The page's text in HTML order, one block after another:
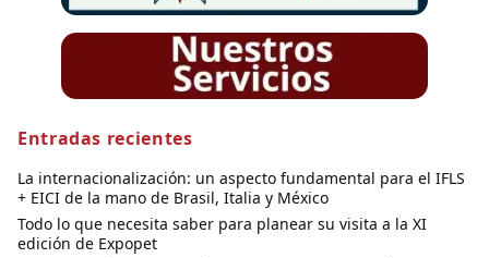
Entradas recientes
La internacionalización: un aspecto fundamental para el IFLS
+ EICI de la mano de Brasil, Italia y México
Todo lo que necesita saber para planear su visita a la XI
edición de Expopet